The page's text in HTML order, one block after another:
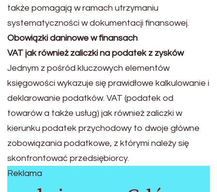
także pomagają w ramach utrzymaniu
systematyczności w dokumentacji finansowej.
Obowiązki daninowe w finansach
VAT jak również zaliczki na podatek z zysków
Jednym z pośród kluczowych elementów
księgowości wykazuje się prawidłowe kalkulowanie i
deklarowanie podatków. VAT (podatek od
towarów a także usług) jak również zaliczki w
kierunku podatek przychodowy to dwoje główne
zobowiązania podatkowe, z którymi należy się
skonfrontować przedsiębiorcy.
Reklama